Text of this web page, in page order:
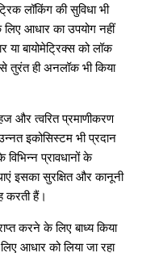
लॉकिंग की सुविधा भी
आधार का उपयोग नहीं
या बायोमेट्रिक्स को लॉक
ही अनलॉक भी किया
और त्वरित प्रमाणीकरण
इकोसिस्टम भी प्रदान
प्रावधानों के
इसका सुरक्षित और कानूनी
करती हैं।
करने के लिए बाध्य किया
आधार को लिया जा रहा